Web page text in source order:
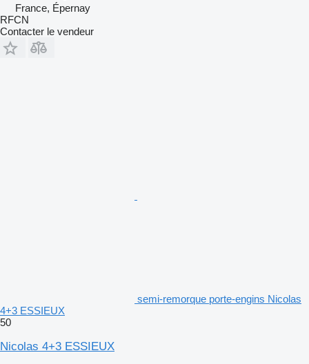
France, Épernay
RFCN
Contacter le vendeur
semi-remorque porte-engins Nicolas
4+3 ESSIEUX
50
Nicolas 4+3 ESSIEUX